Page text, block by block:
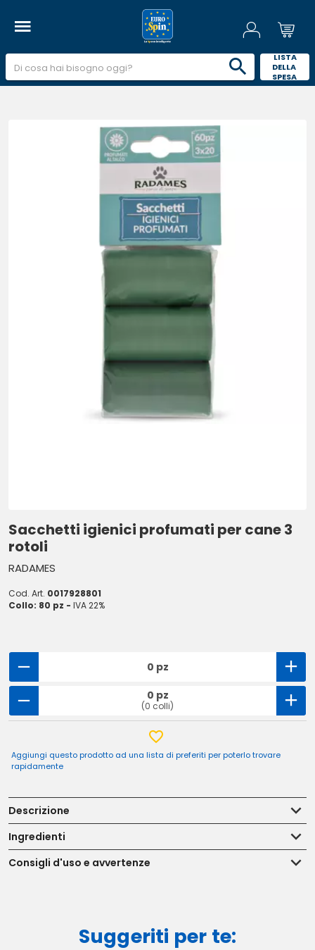
LISTA
DELLA
SPESA
Sacchetti igienici profumati per cane 3
rotoli
RADAMES
Cod. Art. 0017928801
Collo: 80 pz - IVA 22%
0 pz
0 pz
(0 colli)
Aggiungi questo prodotto ad una lista di preferiti per poterlo trovare
rapidamente
Descrizione
Ingredienti
Consigli d'uso e avvertenze
Suggeriti per te: